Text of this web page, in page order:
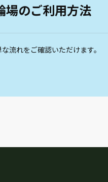
場のご利用方法
流れをご確認いただけます。